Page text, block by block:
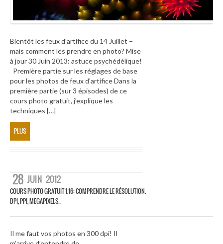
Bientôt les feux d’artifice du 14 Juillet –
mais comment les prendre en photo? Mise
à jour 30 Juin 2013: astuce psychédélique!
Première partie sur les réglages de base
pour les photos de feux d’artifice Dans la
première partie (sur 3 épisodes) de ce
cours photo gratuit, j’explique les
techniques […]
PLUS
28 JUIN 2012
COURS PHOTO GRATUIT 1.16: COMPRENDRE LE RÉSOLUTION.
DPI, PPI, MEGAPIXELS…
Il me faut vos photos en 300 dpi! Il